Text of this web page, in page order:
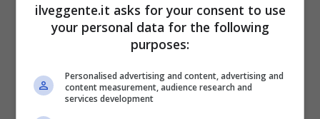
Il pronostico
delle finali playoff (perse nel 1996 contro il
Castel di Sangro e nel 2000 nel famoso derby
ilveggente.it asks for your consent to use
your personal data for the following
purposes:
Personalised advertising and content, advertising and
content measurement, audience research and
services development